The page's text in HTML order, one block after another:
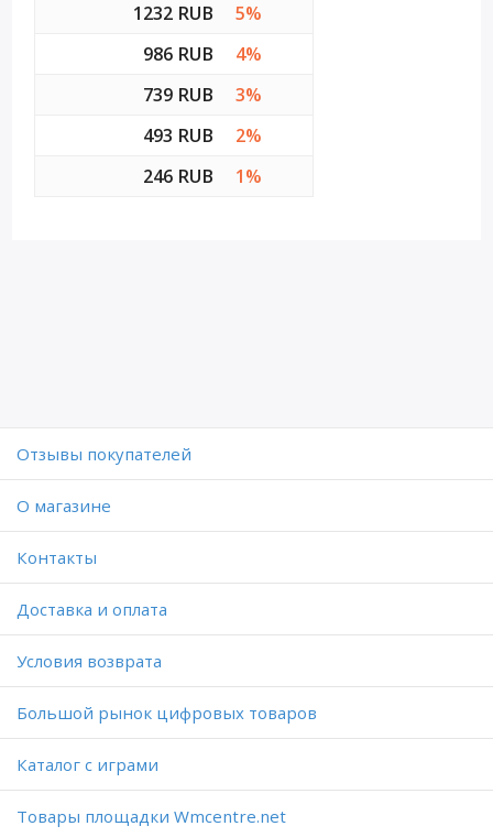
1232 RUB
5%
986 RUB
4%
739 RUB
3%
493 RUB
2%
246 RUB
1%
Отзывы покупателей
O магазине
Контакты
Доставка и оплата
Условия возврата
Большой рынок цифровых товаров
Каталог с играми
Товары площадки Wmcentre.net